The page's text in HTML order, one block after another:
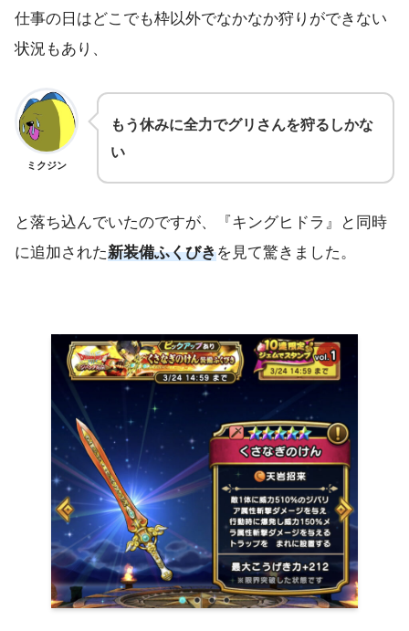
仕事の日はどこでも枠以外でなかなか狩りができない
状況もあり、
ミクジン
もう休みに全力でグリさんを狩るしかな
い
と落ち込んでいたのですが、『キングヒドラ』と同時
に追加された新装備ふくびきを見て驚きました。